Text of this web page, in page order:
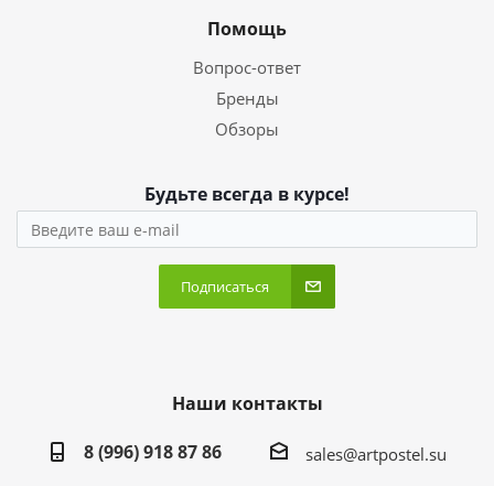
Помощь
Вопрос-ответ
Бренды
Обзоры
Будьте всегда в курсе!
Подписаться
Наши контакты
8 (996) 918 87 86
sales@artpostel.su